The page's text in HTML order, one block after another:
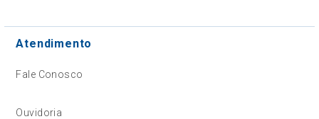
Atendimento
Fale Conosco
Ouvidoria